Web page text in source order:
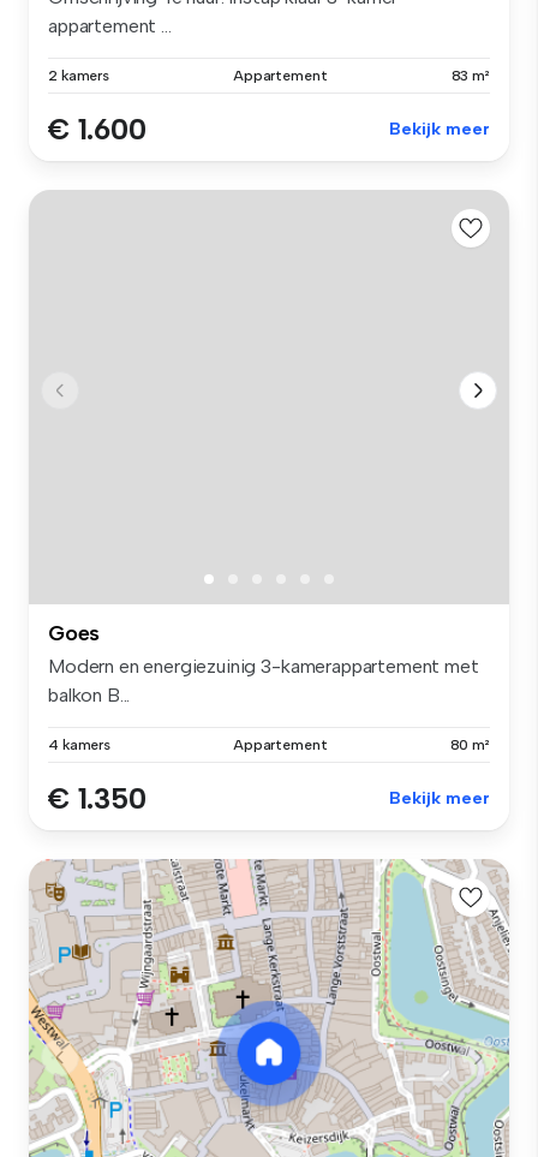
appartement ...
2 kamers Appartement 83 m²
€ 1.600 Bekijk meer
Goes
Modern en energiezuinig 3-kamerappartement met
balkon B...
4 kamers Appartement 80 m²
€ 1.350 Bekijk meer